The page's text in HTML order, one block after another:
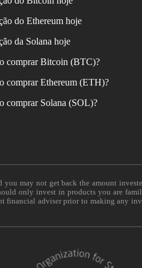
do Ethereum hoje
da Solana hoje
comprar Bitcoin (BTC)?
comprar Ethereum (ETH)?
comprar Solana (SOL)?
may not get back the amount
only invest in products you are
adviser prior to making any